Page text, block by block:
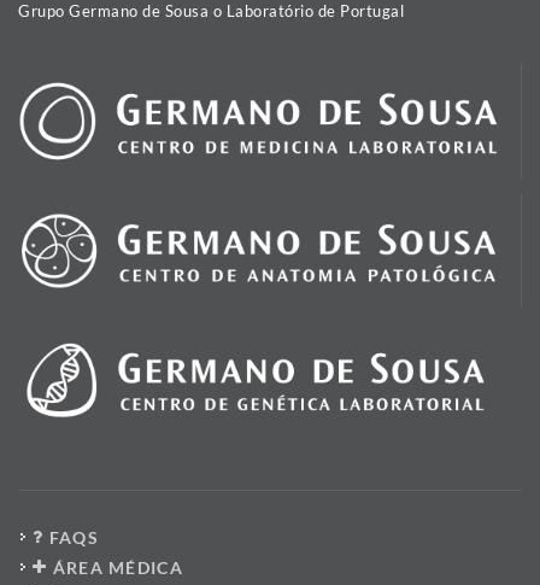
Grupo Germano de Sousa o Laboratório de Portugal
FAQS
ÁREA MÉDICA